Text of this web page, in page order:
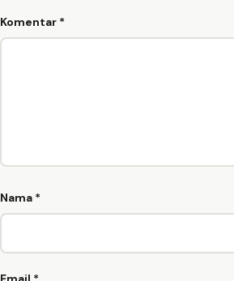
Komentar *
Nama *